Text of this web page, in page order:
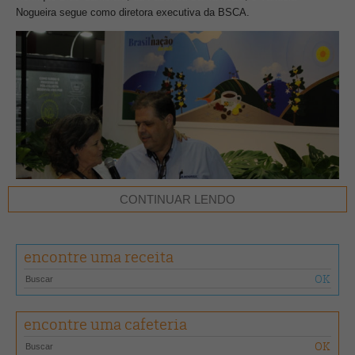
Nogueira segue como diretora executiva da BSCA.
Guilherme Rezende é formado em Engenharia Agronômica pela
Universidade Federal de Lavras (Ufla), onde também fez pós-
graduação em Cafeicultura Empresarial. Na Minasul, entrou para o
corpo técnico através de concurso, em 1998. Sua experiência com o
CONTINUAR LENDO
encontre uma receita
encontre uma cafeteria